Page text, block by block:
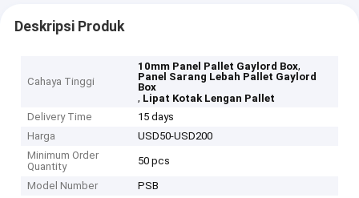
Deskripsi Produk
Cahaya Tinggi
10mm Panel Pallet Gaylord Box,
Panel Sarang Lebah Pallet Gaylord
Box
, Lipat Kotak Lengan Pallet
Delivery Time
15 days
Harga
USD50-USD200
Minimum Order
Quantity
50 pcs
Model Number
PSB